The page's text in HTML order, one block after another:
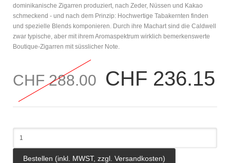
dominikanische Zigarren produziert, nach Zeder, Nüssen und Kakao
schmeckend - und nach dem Prinzip: Hochwertige Tabakernten finden
und spezielle Blends komponieren. Durch ihre Machart sind die Caldwell
zwar typische, aber mit ihrem Aromaspektrum wirklich bemerkenswerte
Boutique-Zigarren mit süsslicher Note.
CHF 288.00 CHF 236.15